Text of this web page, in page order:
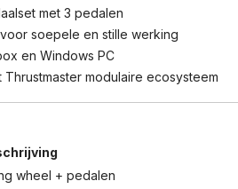
met 3 pedalen
soepele en stille werking
en Windows PC
modulaire ecosysteem
wheel + pedalen